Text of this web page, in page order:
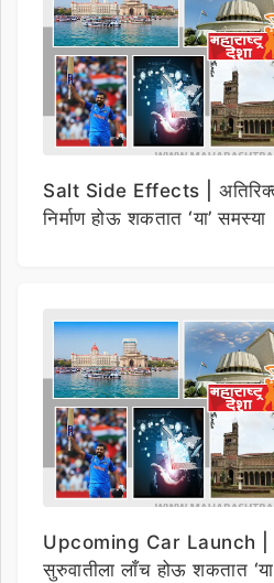
Salt Side Effects |
निर्माण होऊ शकतात ‘या’ समस्या
Upcoming Car Launch |
सुरुवातीला लाँच होऊ शकतात